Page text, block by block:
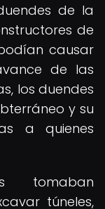
de la
de
causar
de las
los duendes
y su
a quienes
tomaban
túneles,